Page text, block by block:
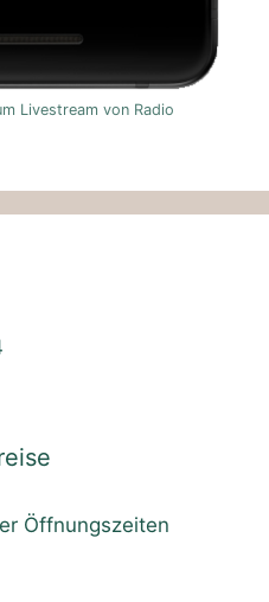
Livestream von Radio
Öffnungszeiten